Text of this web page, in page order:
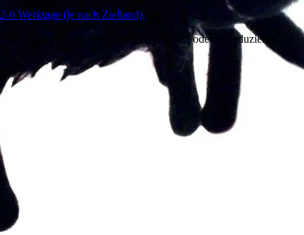
6 Werktage (je nach Zielland).
um die Anzahl zu erhöhen oder zu reduzieren.